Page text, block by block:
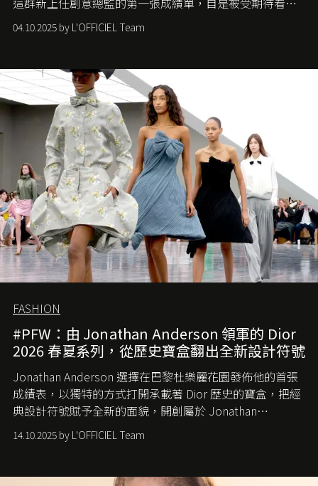
們如何各顯神通。意大利老牌 Gucci 在過去幾個季度業績
難已救回，開雲集團任命成功曾翻轉 Balenciaga 的愛將
團市值一日蒸發 30 億美元，大眾擔心走得太前的 Demna
會忽略品牌的美學基礎，最後變成三不像。而從剛剛推出
的首作所造成的話題及關注度，我們便知道 Demna 沒這麼
簡單，一個嶄新的 Gucci 時代已經展開！
04.10.2025 by L'OFFICIEL Team
FASHION
#PFW：由 Jonathan Anderson 領軍的 Dior
2026 春夏系列，從歷史寶盒翻出全新設計符號
Jonathan Anderson 選擇在巴黎杜樂麗花園發佈他的首張
成績表，以獨特的方式打開承載著 Dior 歷史的寶盒，把經
典設計符號賦予全新的面貌，開創屬於 Jonathan
Anderson 的 Dior 時代。
14.10.2025 by L'OFFICIEL Team